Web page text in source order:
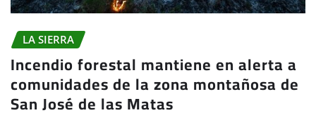
LA SIERRA
Incendio forestal mantiene en alerta a
comunidades de la zona montañosa de
San José de las Matas